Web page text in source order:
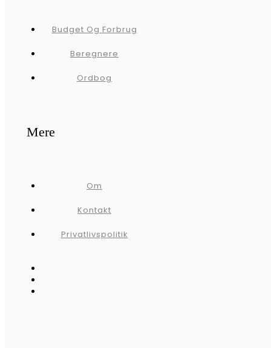
Budget Og Forbrug
Beregnere
Ordbog
Mere
Om
Kontakt
Privatlivspolitik